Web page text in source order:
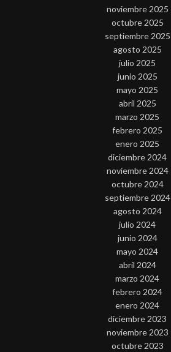
noviembre 2025
octubre 2025
septiembre 2025
agosto 2025
julio 2025
junio 2025
mayo 2025
abril 2025
marzo 2025
febrero 2025
enero 2025
diciembre 2024
noviembre 2024
octubre 2024
septiembre 2024
agosto 2024
julio 2024
junio 2024
mayo 2024
abril 2024
marzo 2024
febrero 2024
enero 2024
diciembre 2023
noviembre 2023
octubre 2023